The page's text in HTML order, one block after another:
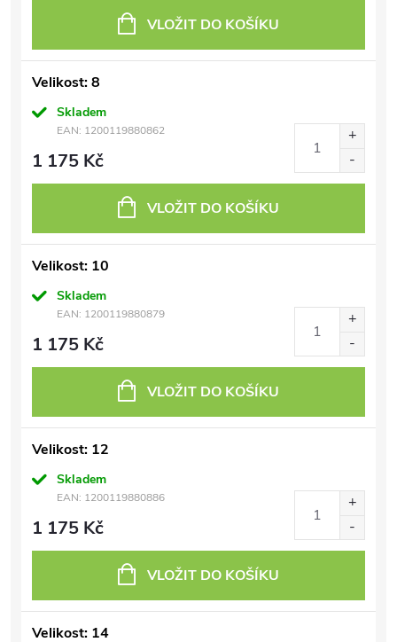
VLOŽIT DO KOŠÍKU
Velikost: 8
Skladem
EAN: 1200119880862
1 175 Kč
VLOŽIT DO KOŠÍKU
Velikost: 10
Skladem
EAN: 1200119880879
1 175 Kč
VLOŽIT DO KOŠÍKU
Velikost: 12
Skladem
EAN: 1200119880886
1 175 Kč
VLOŽIT DO KOŠÍKU
Velikost: 14